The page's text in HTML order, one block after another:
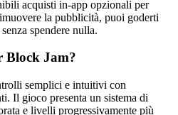
acquisti in-app opzionali per
la pubblicità, puoi goderti
spendere nulla.
Block Jam?
semplici e intuitivi con
Il gioco presenta un sistema di
e livelli progressivamente più